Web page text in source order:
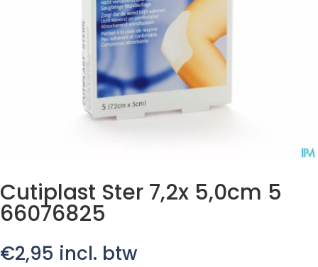
Cutiplast Ster 7,2x 5,0cm 5
66076825
€2,95 incl. btw